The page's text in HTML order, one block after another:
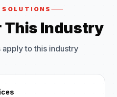
SOLUTIONS
This Industry
to this industry